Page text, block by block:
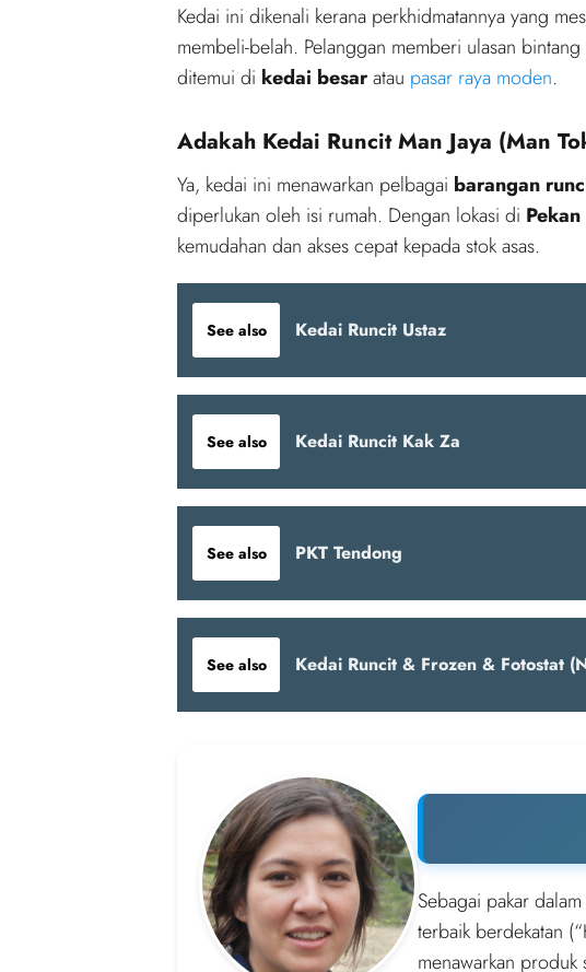
Kedai ini dikenali kerana perkhidmatannya yang
membeli-belah. Pelanggan memberi ulasan bintang
ditemui di kedai besaratau pasar raya moden.
Adakah Kedai Runcit Man Jaya (Man
Ya, kedai ini menawarkan pelbagai barangan
diperlukan oleh isi rumah. Dengan lokasi di
kemudahan dan akses cepat kepada stok asas.
See also Kedai Runcit Ustaz
See also Kedai Runcit Kak Za
See also PKT Tendong
See also Kedai Runcit & Frozen & Fotostat
Sebagai pakar
terbaik berdekatan
menawarkan